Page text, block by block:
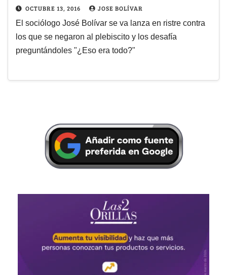
OCTUBRE 13, 2016 JOSE BOLÍVAR
El sociólogo José Bolívar se va lanza en ristre contra
los que se negaron al plebiscito y los desafía
preguntándoles "¿Eso era todo?"